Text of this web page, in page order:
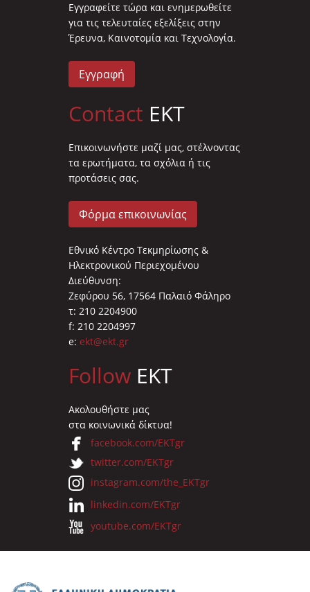
Eγγραφείτε τώρα και ενημερωθείτε
για τις τελευταίες εξελίξεις στην
Έρευνα, Καινοτομία και Τεχνολογία.
Εγγραφή
Contact EKT
Επικοινωνήστε μαζί μας, στέλνοντας
τα ερωτήματα, τα σχόλια ή τις
προτάσεις σας.
Φόρμα επικοινωνίας
Εθνικό Κέντρο Τεκμηρίωσης &
Ηλεκτρονικού Περιεχομένου
Διεύθυνση:
Ζεφύρου 56, 17564 Παλαιό Φάληρο
τ: 210 2204900
f: 210 2204997
e: ekt@ekt.gr
Follow EKT
Ακολουθήστε μας
στα κοινωνικά δίκτυα!
facebook.com/EKTgr
twitter.com/EKTgr
instagram.com/the_EKTgr
linkedin.com/EKTgr
youtube.com/EKTgr